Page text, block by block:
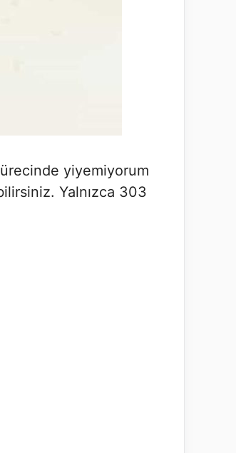
yiyemiyorum
Yalnızca 303